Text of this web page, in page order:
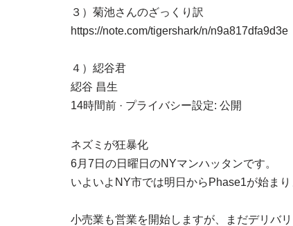
３）菊池さんのざっくり訳
https://note.com/tigershark/n/n9a817dfa9d3e
４）綛谷君
綛谷 昌生
14時間前 · プライバシー設定: 公開
ネズミが狂暴化
6月7日の日曜日のNYマンハッタンです。
いよいよNY市では明日からPhase1が始まり
小売業も営業を開始しますが、まだデリバ